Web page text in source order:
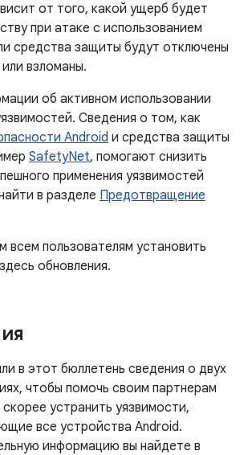
от того, какой ущерб будет
при атаке с использованием
средства защиты будут отключены
взломаны.
об активном использовании
Сведения о том, как
Android и средства защиты
SafetyNet, помогают снизить
применения уязвимостей
в разделе Предотвращение
всем пользователям установить
обновления.
в этот бюллетень сведения о двух
чтобы помочь своим партнерам
устранить уязвимости,
все устройства Android.
информацию вы найдете в